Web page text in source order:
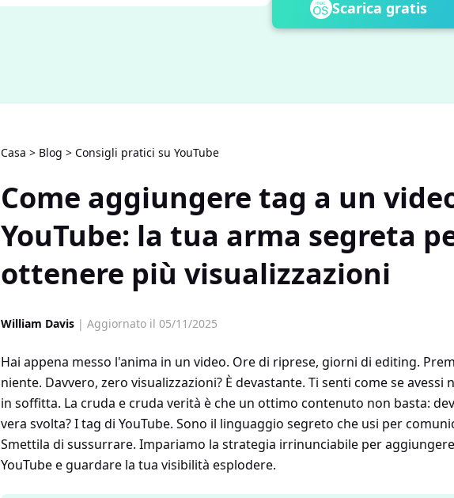
Scarica gratis
Casa > Blog > Consigli pratici su YouTube
Come aggiungere tag a un
YouTube: la tua arma segreta
ottenere più visualizzazioni
William Davis | Aggiornato il 05/11/2025
Hai appena messo l'anima in un video. Ore di riprese, giorni di editing.
niente. Davvero, zero visualizzazioni? È devastante. Ti senti come se avessi
in soffitta. La cruda e cruda verità è che un ottimo contenuto non basta:
vera svolta? I tag di YouTube. Sono il linguaggio segreto che usi per
Smettila di sussurrare. Impariamo la strategia irrinunciabile per
YouTube e guardare la tua visibilità esplodere.